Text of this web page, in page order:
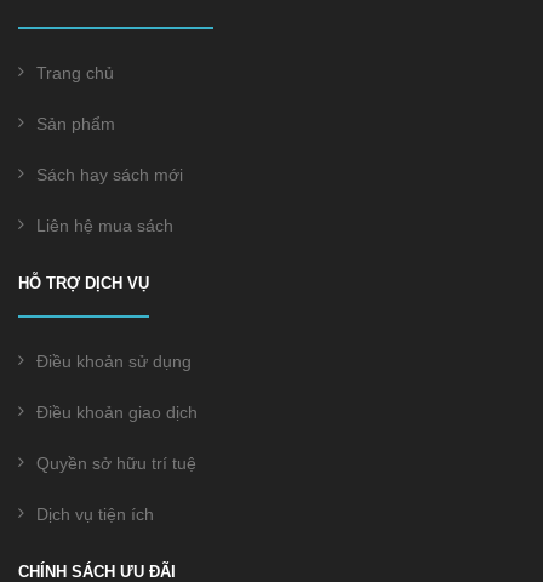
Trang chủ
Sản phẩm
Sách hay sách mới
Liên hệ mua sách
HỖ TRỢ DỊCH VỤ
Điều khoản sử dụng
Điều khoản giao dịch
Quyền sở hữu trí tuệ
Dịch vụ tiện ích
CHÍNH SÁCH ƯU ĐÃI